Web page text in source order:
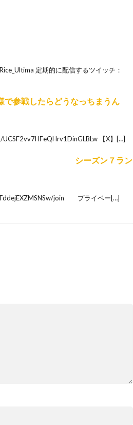
定期的に配信するツイッチ：
で参戦したらどうなっちまうん
【X】[…]
さん シーズン７ラン
join プライベー[…]